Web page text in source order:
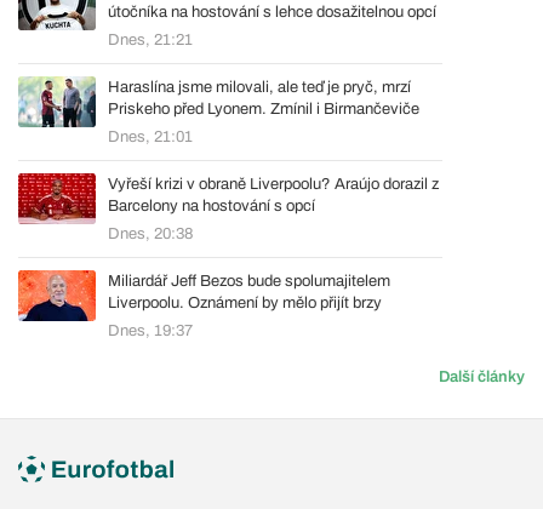
útočníka na hostování s lehce dosažitelnou opcí
Dnes, 21:21
Haraslína jsme milovali, ale teď je pryč, mrzí
Priskeho před Lyonem. Zmínil i Birmančeviče
Dnes, 21:01
Vyřeší krizi v obraně Liverpoolu? Araújo dorazil z
Barcelony na hostování s opcí
Dnes, 20:38
Miliardář Jeff Bezos bude spolumajitelem
Liverpoolu. Oznámení by mělo přijít brzy
Dnes, 19:37
Další články